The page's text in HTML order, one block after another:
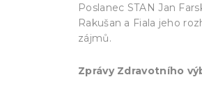
Poslanec STAN Jan
Rakušan a Fiala jeho
zájmů.
Zprávy Zdravotního